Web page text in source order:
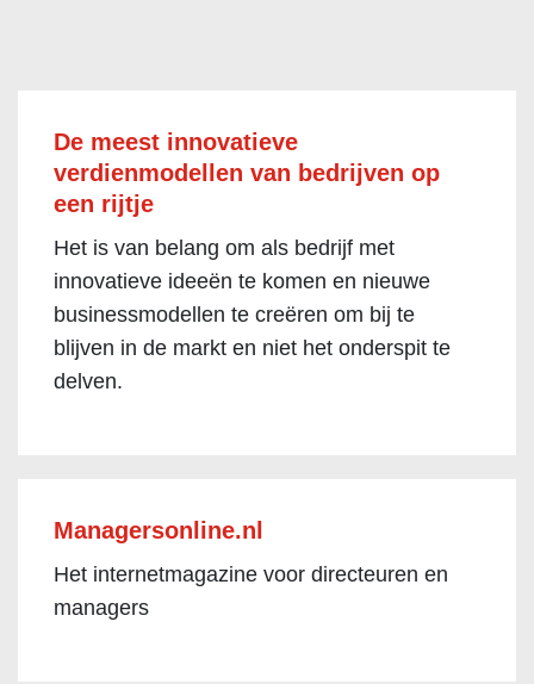
De meest innovatieve
verdienmodellen van bedrijven op
een rijtje
Het is van belang om als bedrijf met
innovatieve ideeën te komen en nieuwe
businessmodellen te creëren om bij te
blijven in de markt en niet het onderspit te
delven.
Managersonline.nl
Het internetmagazine voor directeuren en
managers